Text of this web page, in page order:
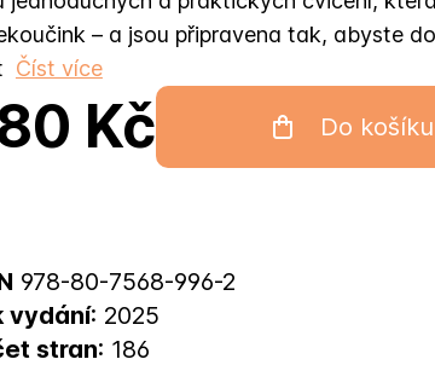
– a jsou připravena tak, abyste
Číst více
Kč Do košíku
978-80-7568-996-2
vydání: 2025
stran: 186